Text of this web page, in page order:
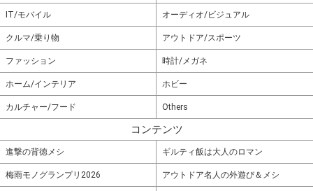
IT/モバイル オーディオ/ビジュアル
クルマ/乗り物 アウトドア/スポーツ
ファッション 時計/メガネ
ホーム/インテリア ホビー
カルチャー/フード Others
コンテンツ
進撃の背徳メシ ギルティ飯は大人のロマン
梅雨モノグランプリ2026 アウトドア名人の外遊び＆メシ